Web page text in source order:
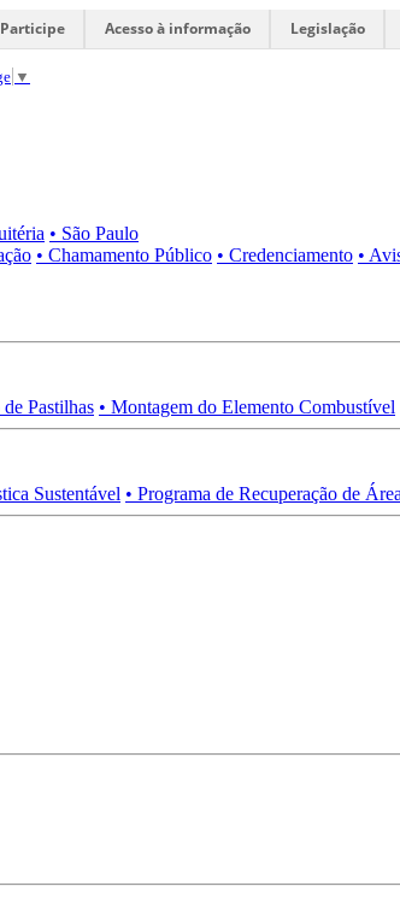
Participe Acesso à informação Legislação
▼
• São Paulo
• Chamamento Público • Credenciamento •
Pastilhas • Montagem do Elemento Combustível
Sustentável • Programa de Recuperação de